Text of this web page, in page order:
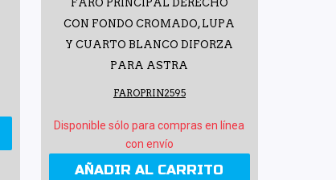
FARO PRINCIPAL DERECHO
CON FONDO CROMADO, LUPA
Y CUARTO BLANCO DIFORZA
PARA ASTRA
FAROPRIN2595
Disponible sólo para compras en línea
con envío
AÑADIR AL CARRITO